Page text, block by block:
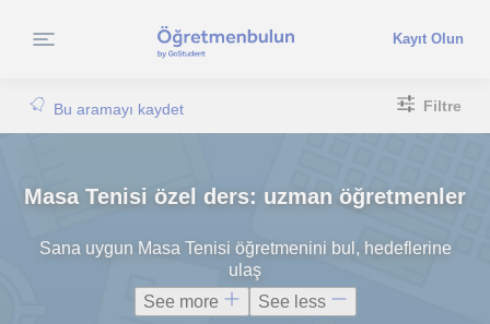
Kayıt Olun
Bu aramayı kaydet Filtre
Masa Tenisi özel ders: uzman öğretmenler
Sana uygun Masa Tenisi öğretmenini bul, hedeflerine
ulaş
See more
See less